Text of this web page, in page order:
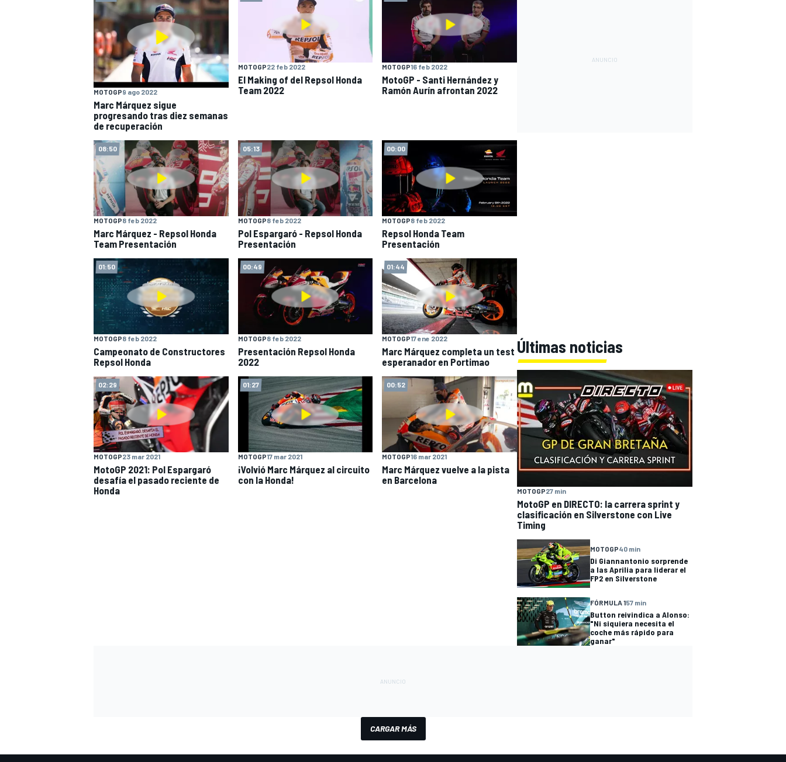
MÁS CATEGORÍAS
MOTOGP9 ago 2022
Marc Márquez sigue
progresando tras diez semanas
de recuperación
MOTOGP22 feb 2022
El Making of del Repsol Honda
Team 2022
MOTOGP16 feb 2022
MotoGP - Santi Hernández y
Ramón Aurín afrontan 2022
08:50
MOTOGP8 feb 2022
Marc Márquez - Repsol Honda
Team Presentación
05:13
MOTOGP8 feb 2022
Pol Espargaró - Repsol Honda
Presentación
00:00
MOTOGP8 feb 2022
Repsol Honda Team
Presentación
01:50
MOTOGP8 feb 2022
Campeonato de Constructores
Repsol Honda
00:49
MOTOGP8 feb 2022
Presentación Repsol Honda
2022
01:44
MOTOGP17 ene 2022
Marc Márquez completa un test
esperanador en Portimao
02:29
MOTOGP23 mar 2021
MotoGP 2021: Pol Espargaró
desafía el pasado reciente de
Honda
01:27
MOTOGP17 mar 2021
¡Volvió Marc Márquez al circuito
con la Honda!
00:52
MOTOGP16 mar 2021
Marc Márquez vuelve a la pista
en Barcelona
Últimas noticias
MOTOGP27 min
MotoGP en DIRECTO: la carrera sprint y
clasificación en Silverstone con Live
Timing
MOTOGP40 min
Di Giannantonio sorprende
a las Aprilia para liderar el
FP2 en Silverstone
FÓRMULA 157 min
Button reivindica a Alonso:
"Ni siquiera necesita el
coche más rápido para
ganar"
CARGAR MÁS